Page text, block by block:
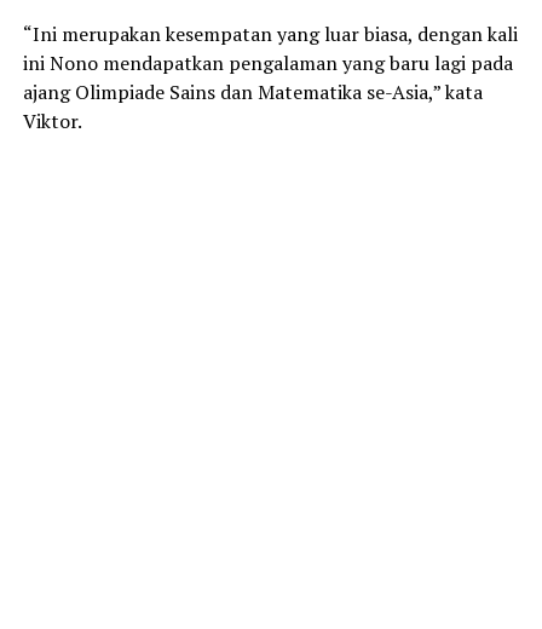
“Ini merupakan kesempatan yang luar biasa, dengan kali
ini Nono mendapatkan pengalaman yang baru lagi pada
ajang Olimpiade Sains dan Matematika se-Asia,” kata
Viktor.